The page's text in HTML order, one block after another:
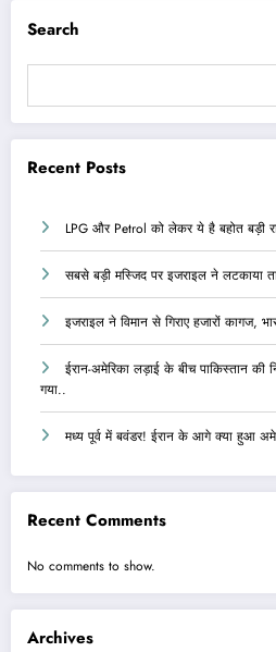
Search
Recent Posts
LPG और Petrol को लेकर ये है बहोत बड़ी
सबसे बड़ी मस्जिद पर इजराइल ने लटकाया
इजराइल ने विमान से गिराए हजारों कागज,
ईरान-अमेरिका लड़ाई के बीच पाकिस्तान की
गया..
मध्य पूर्व में बवंडर! ईरान के आगे क्या हुआ
Recent Comments
No comments to show.
Archives